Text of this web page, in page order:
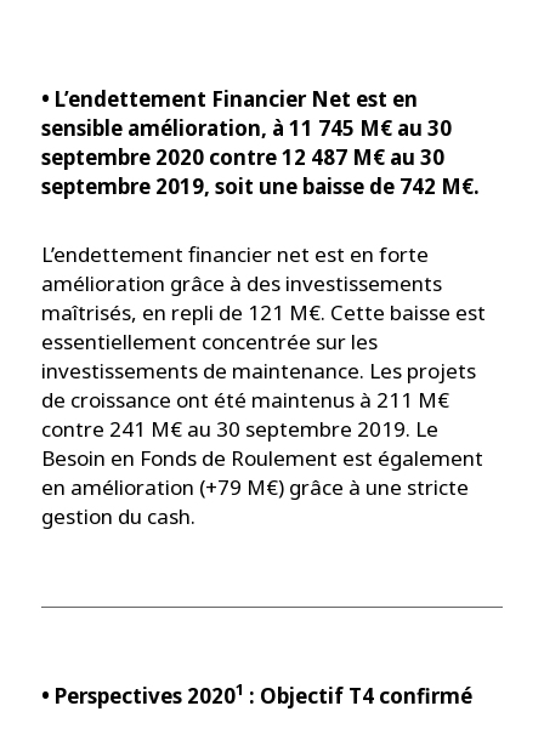
• L’endettement Financier Net est en
sensible amélioration, à 11 745 M€ au 30
septembre 2020 contre 12 487 M€ au 30
septembre 2019, soit une baisse de 742 M€.
L’endettement financier net est en forte
amélioration grâce à des investissements
maîtrisés, en repli de 121 M€. Cette baisse est
essentiellement concentrée sur les
investissements de maintenance. Les projets
de croissance ont été maintenus à 211 M€
contre 241 M€ au 30 septembre 2019. Le
Besoin en Fonds de Roulement est également
en amélioration (+79 M€) grâce à une stricte
gestion du cash.
• Perspectives 20201 : Objectif T4 confirmé